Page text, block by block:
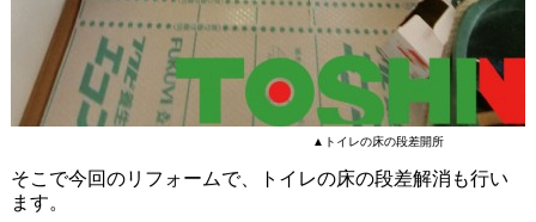
▲トイレの床の段差開所
そこで今回のリフォームで、トイレの床の段差解消も行い
ます。